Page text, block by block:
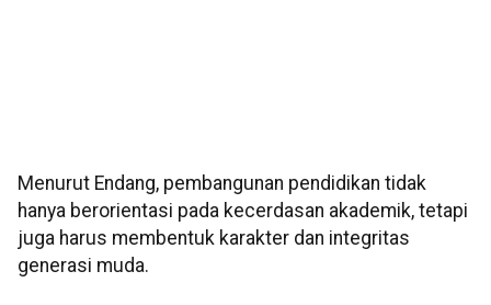
Menurut Endang, pembangunan pendidikan tidak
hanya berorientasi pada kecerdasan akademik, tetapi
juga harus membentuk karakter dan integritas
generasi muda.